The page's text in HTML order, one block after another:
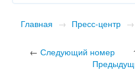
Главная → Пресс-центр →
← Следующий номер